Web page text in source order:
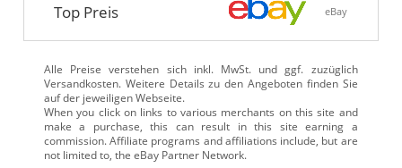
Top Preis eBay
Alle Preise verstehen sich inkl. MwSt. und ggf. zuzüglich
Versandkosten. Weitere Details zu den Angeboten finden Sie
auf der jeweiligen Webseite.